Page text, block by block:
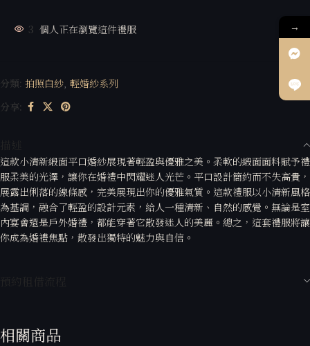
3 個人正在瀏覽這件禮服
分類: 拍照白紗 輕婚紗系列
分享:
這款小清新緞面平口婚紗展現著輕盈與優雅之美。柔軟的緞面面料賦予禮
服柔美的光澤，讓你在婚禮中閃耀迷人光芒。平口設計簡約而不失高貴，
展露出俐落的線條感，完美展現出你的優雅氣質。這款禮服以小清新風格
為基調，融合了輕盈的設計元素，給人一種清新、自然的感覺。無論是室
內宴會還是戶外婚禮，都能穿著它散發迷人的美麗。總之，這套禮服將讓
你成為婚禮焦點，散發出獨特的魅力與自信。
相關商品
→